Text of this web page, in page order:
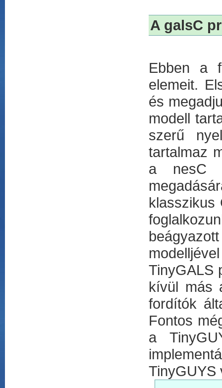
A galsC
Ebben a
elemeit.
és
modell
szerű
tartalmaz
a nesC
klasszikus
TinyGALS
kívül más
fordítók
Fontos
a
TinyGUYS